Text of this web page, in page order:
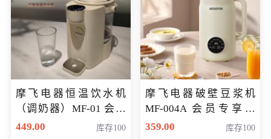
摩飞电器恒温饮水机
（调奶器）MF-01 会员
专享价366元
449.00 库存100
摩飞电器破壁豆浆机
MF-004A 会员专享价
168元
359.00 库存100